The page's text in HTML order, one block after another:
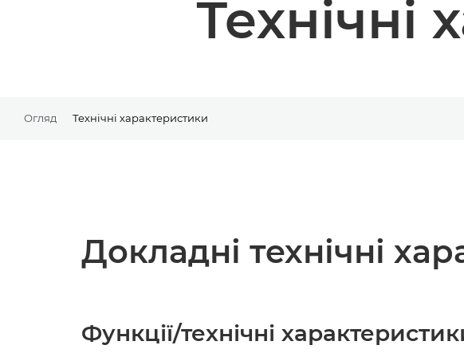
Технічні
Огляд Технічні характеристики
Докладні технічні
Функції/технічні